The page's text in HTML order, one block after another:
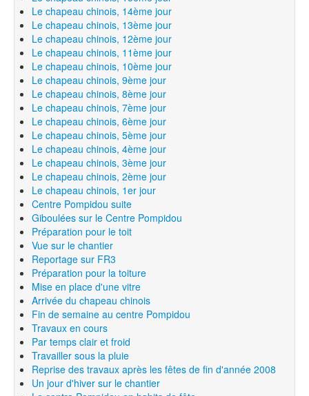
Le chapeau chinois, 14ème jour
Le chapeau chinois, 13ème jour
Le chapeau chinois, 12ème jour
Le chapeau chinois, 11ème jour
Le chapeau chinois, 10ème jour
Le chapeau chinois, 9ème jour
Le chapeau chinois, 8ème jour
Le chapeau chinois, 7ème jour
Le chapeau chinois, 6ème jour
Le chapeau chinois, 5ème jour
Le chapeau chinois, 4ème jour
Le chapeau chinois, 3ème jour
Le chapeau chinois, 2ème jour
Le chapeau chinois, 1er jour
Centre Pompidou suite
Giboulées sur le Centre Pompidou
Préparation pour le toit
Vue sur le chantier
Reportage sur FR3
Préparation pour la toiture
Mise en place d'une vitre
Arrivée du chapeau chinois
Fin de semaine au centre Pompidou
Travaux en cours
Par temps clair et froid
Travailler sous la pluie
Reprise des travaux après les fêtes de fin d'année 2008
Un jour d'hiver sur le chantier